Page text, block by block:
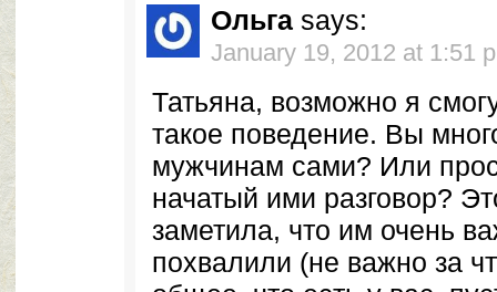
Ольга says:
January 19, 2012 at 1:51
Татьяна, возможно я
такое поведение. Вы
мужчинам сами? Или
начатый ими разговор?
заметила, что им очень
похвалили (не важно за